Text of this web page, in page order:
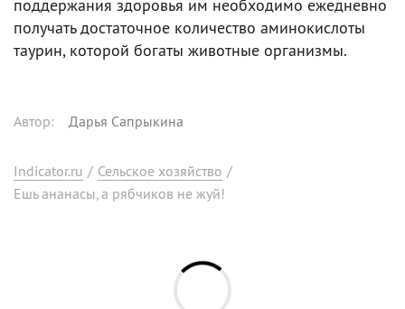
поддержания здоровья им необходимо ежедневно
получать достаточное количество аминокислоты
таурин, которой богаты животные организмы.
Автор: Дарья Сапрыкина
Indicator.ru / Сельское хозяйство /
Ешь ананасы, а рябчиков не жуй!